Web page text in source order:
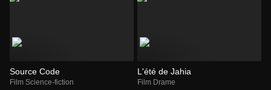
Source Code
Film Science-fiction
L'été de Jahia
Film Drame